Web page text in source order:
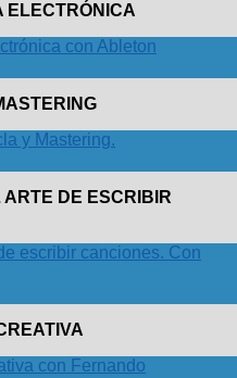
ELECTRÓNICA
DE ESCRIBIR